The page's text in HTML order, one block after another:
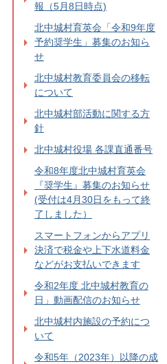
報（5月8日時点)
北中城村育英会「令和9年度
予約奨学生」募集のお知ら
せ
北中城村教育委員会の移転
について
北中城村部活動に関する方
針
北中城村役場 各課直通番号
令和8年度北中城村育英会
『奨学生』募集のお知らせ
(受付は4月30日をもって終
了しました）
スマートフォンからアプリ
決済で税金や上下水道料金
などがお支払いできます
令和2年度 北中城村教育の
日」動画配信のお知らせ
北中城村内施設の予約につ
いて
令和5年（2023年）以降の成